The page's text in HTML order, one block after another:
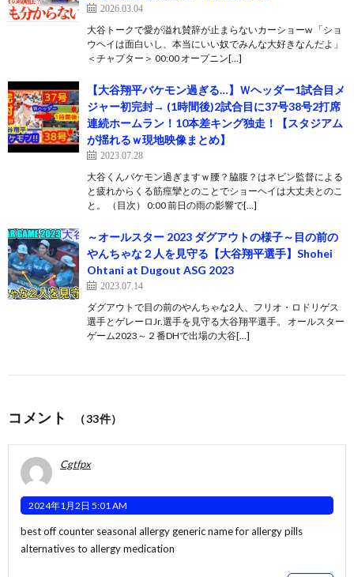
2026.03.04
大谷トークで愛が溢れ賛辞が止まらないカーショーw 「ショ
ウヘイは面白いし、本当にいい奴でみんな大好きなんだよ」
＜チャプター＞ 00:00 オープニン[…]
【大谷翔平バケモン過ぎる…】Ｗヘッダー1試合目メ
ジャー初完封→ (1時間後)2試合目に37号38号2打席
連続ホームラン！10本差キング独走！【スタジアム
が揺れるｗ現地映像まとめ】
2023.07.28
大谷くんバケモン過ぎますｗ腰？脇腹？はネビン監督による
と疲れからくる筋痙攣とのことでショーヘイは大丈夫とのこ
と。 （目次） 0:00 前日の雨の影響で[…]
～オールスター 2023 ダグアウトの様子～目の前の
やんちゃな２人を見守る【大谷翔平選手】Shohei
Ohtani at Dugout ASG 2023
2023.07.14
ダグアウトで目の前のやんちゃな2人、フリオ・ロドリゲス
選手とゲレーロJr.選手を見守る大谷翔平選手。 オールスター
ゲーム2023～２番DHで出場の大谷[…]
コメント （33件）
Cgtfpx
2024年1月2日 5:01 AM
best off counter seasonal allergy generic name for allergy pills
alternatives to allergy medication